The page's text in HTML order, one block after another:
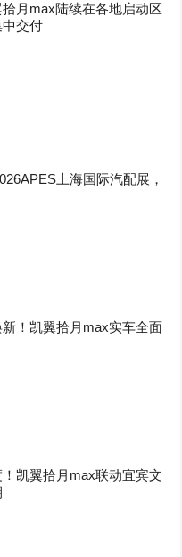
月max陆续在各地启动区
交付
上海国际汽配展，
！凯翼拾月max实车全面
凯翼拾月max联动宜宾文